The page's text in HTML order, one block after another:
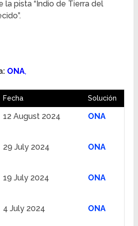
la pista “Indio de Tierra del
ONA,
Fecha Solución
12 August 2024 ONA
29 July 2024 ONA
19 July 2024 ONA
4 July 2024 ONA